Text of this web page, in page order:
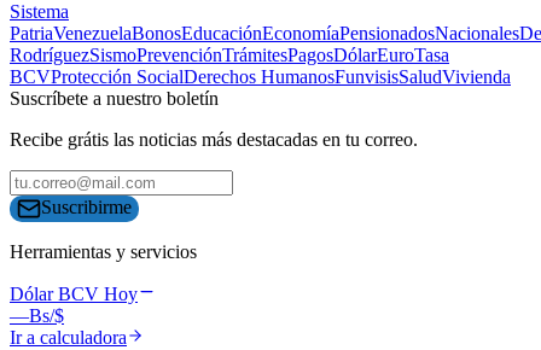
Sistema
PatriaVenezuelaBonosEducaciónEconomíaPensionadosNacionales
RodríguezSismoPrevenciónTrámitesPagosDólarEuroTasa
BCVProtección SocialDerechos HumanosFunvisisSaludVivienda
Suscríbete a nuestro boletín
Recibe grátis las noticias más destacadas en tu correo.
Suscribirme
Herramientas y servicios
Dólar BCV Hoy
—Bs/$
Ir a calculadora